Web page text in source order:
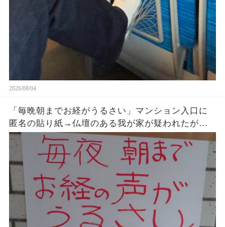
2026/08/04
「毎晩朝までお経がうるさい」マンション入口に
匿名の貼り紙→仏壇のある我が家が疑われたが、
午前2時17分の録音が示した発信源